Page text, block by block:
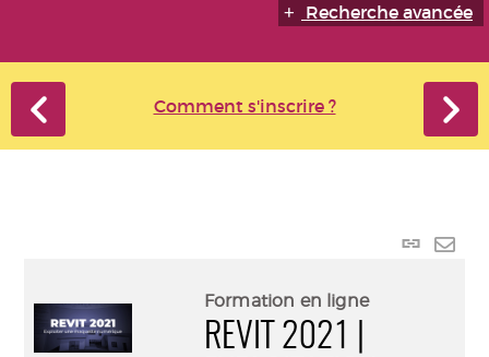
Recherche avancée
Comment s'inscrire ?
Lien
Formation en ligne
REVIT 2021 |